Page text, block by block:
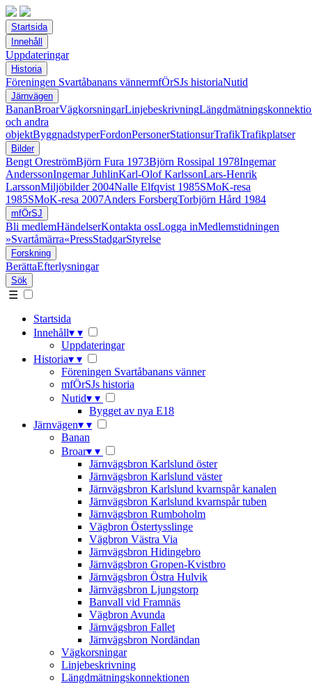
Startsida
Innehåll
Uppdateringar
Historia
Föreningen Svartåbanans vännermfÖrSJs historiaNutid
Järnvägen
BananBroarVägkorsningarLinjebeskrivning
och andra
objektByggnadstyperFordonPersonerStationsurTrafikTrafikplatser
Bilder
Bengt OreströmBjörn Fura 1973Björn Rossipal 1978Ingemar
AnderssonIngemar JuhlinKarl-Olof KarlssonLars-Henrik
LarssonMiljöbilder 2004Nalle Elfqvist 1985SMoK-resa
1985SMoK-resa 2007Anders ForsbergTorbjörn Hård 1984
mfÖrSJ
Bli medlemHändelserKontakta ossLogga inMedlemstidningen
»Svartåmärra«PressStadgarStyrelse
Forskning
BerättaEfterlysningar
Sök
☰
Startsida
Innehåll▾ ▾
Uppdateringar
Historia▾ ▾
Föreningen Svartåbanans vänner
mfÖrSJs historia
Nutid▾ ▾
Bygget av nya E18
Järnvägen▾ ▾
Banan
Broar▾ ▾
Järnvägsbron Karlslund öster
Järnvägsbron Karlslund väster
Järnvägsbron Karlslund kvarnspår kanalen
Järnvägsbron Karlslund kvarnspår tuben
Järnvägsbron Rumboholm
Vägbron Östertysslinge
Vägbron Västra Via
Järnvägsbron Hidingebro
Järnvägsbron Gropen-Kvistbro
Järnvägsbron Östra Hulvik
Järnvägsbron Ljungstorp
Banvall vid Framnäs
Vägbron Avunda
Järnvägsbron Fallet
Järnvägsbron Nordändan
Vägkorsningar
Linjebeskrivning
Längdmätningskonnektionen